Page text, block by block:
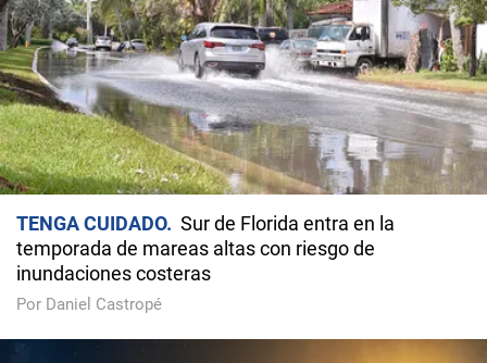
TENGA CUIDADO
Sur de Florida entra en la
temporada de mareas altas con riesgo de
inundaciones costeras
Por Daniel Castropé